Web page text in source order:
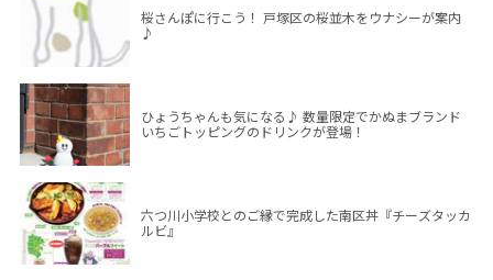
桜さんぽに行こう！ 戸塚区の桜並木をウナシーが案内
♪
ひょうちゃんも気になる♪ 数量限定でかぬまブランド
いちごトッピングのドリンクが登場！
六つ川小学校とのご縁で完成した南区丼『チーズタッカ
ルビ』